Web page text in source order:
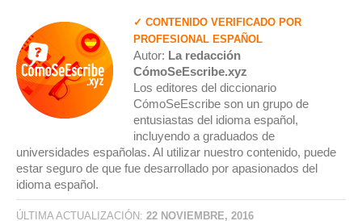
✓ CONTENIDO VERIFICADO POR
PROFESIONAL ESPAÑOL
Autor: La redacción
CómoSeEscribe.xyz
Los editores del diccionario
CómoSeEscribe son un grupo de
entusiastas del idioma español,
incluyendo a graduados de
universidades españolas. Al utilizar nuestro contenido, puede
estar seguro de que fue desarrollado por apasionados del
idioma español.
ÚLTIMA ACTUALIZACIÓN: 22 NOVIEMBRE, 2016